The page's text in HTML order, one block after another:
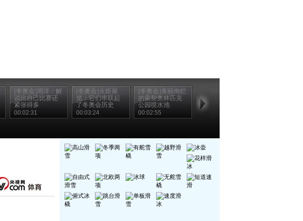
[冬奥会]周洋：解
说比自己比赛还
紧张得多
00:02:31
[冬奥会]火炬展
览：它们串联起
了冬奥会历史
00:03:24
[冬奥会]美丽绚烂
的索契奥林匹克
公园喷水池
00:02:55